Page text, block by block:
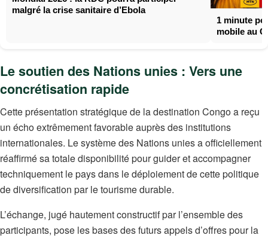
malgré la crise sanitaire d’Ebola
1 minute
mobile au
Le soutien des Nations unies : Vers une
concrétisation rapide
Cette présentation stratégique de la destination Congo a reçu
un écho extrêmement favorable auprès des institutions
internationales. Le système des Nations unies a officiellement
réaffirmé sa totale disponibilité pour guider et accompagner
techniquement le pays dans le déploiement de cette politique
de diversification par le tourisme durable.
L’échange, jugé hautement constructif par l’ensemble des
participants, pose les bases des futurs appels d’offres pour la